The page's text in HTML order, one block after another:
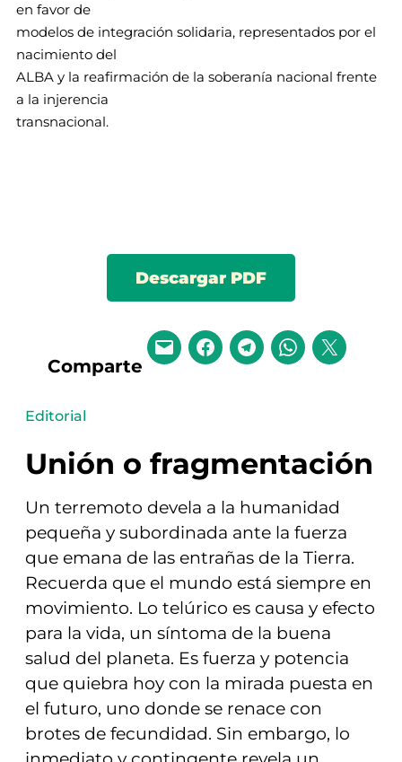
en favor de
modelos de integración solidaria, representados por el
nacimiento del
ALBA y la reafirmación de la soberanía nacional frente
a la injerencia
transnacional.
Descargar PDF
Comparte
Editorial
Unión o fragmentación
Un terremoto devela a la humanidad
pequeña y subordinada ante la fuerza
que emana de las entrañas de la Tierra.
Recuerda que el mundo está siempre en
movimiento. Lo telúrico es causa y efecto
para la vida, un síntoma de la buena
salud del planeta. Es fuerza y potencia
que quiebra hoy con la mirada puesta en
el futuro, uno donde se renace con
brotes de fecundidad. Sin embargo, lo